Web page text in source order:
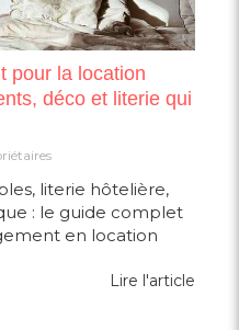
pour la location
déco et literie qui
literie hôtelière,
: le guide complet
en location
Lire l'article